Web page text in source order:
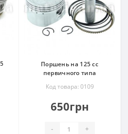
Поршень на 125 сс
первичного типа
Код товара: 0109
650грн
- +